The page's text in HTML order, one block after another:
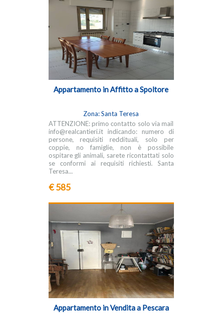
Appartamento in Affitto a Spoltore
Zona: Santa Teresa
ATTENZIONE: primo contatto solo via mail
info@realcantieri.it indicando: numero di
persone, requisiti reddituali, solo per
coppie, no famiglie, non è possibile
ospitare gli animali, sarete ricontattati solo
se conformi ai requisiti richiesti. Santa
Teresa...
€ 585
Appartamento in Vendita a Pescara